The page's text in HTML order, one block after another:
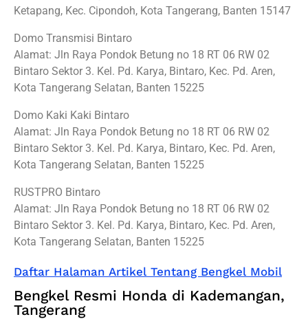
Ketapang, Kec. Cipondoh, Kota Tangerang, Banten 15147
Domo Transmisi Bintaro
Alamat: Jln Raya Pondok Betung no 18 RT 06 RW 02
Bintaro Sektor 3. Kel. Pd. Karya, Bintaro, Kec. Pd. Aren,
Kota Tangerang Selatan, Banten 15225
Domo Kaki Kaki Bintaro
Alamat: Jln Raya Pondok Betung no 18 RT 06 RW 02
Bintaro Sektor 3. Kel. Pd. Karya, Bintaro, Kec. Pd. Aren,
Kota Tangerang Selatan, Banten 15225
RUSTPRO Bintaro
Alamat: Jln Raya Pondok Betung no 18 RT 06 RW 02
Bintaro Sektor 3. Kel. Pd. Karya, Bintaro, Kec. Pd. Aren,
Kota Tangerang Selatan, Banten 15225
Daftar Halaman Artikel Tentang Bengkel Mobil
Bengkel Resmi Honda di Kademangan,
Tangerang